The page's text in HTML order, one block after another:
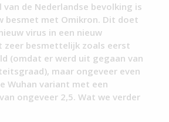
de Nederlandse bevolking is
besmet met Omikron. Dit doet
virus in een nieuw
zeer besmettelijk zoals eerst
(omdat er werd uit gegaan van
maar ongeveer even
Wuhan variant met een
ongeveer 2,5. Wat we verder